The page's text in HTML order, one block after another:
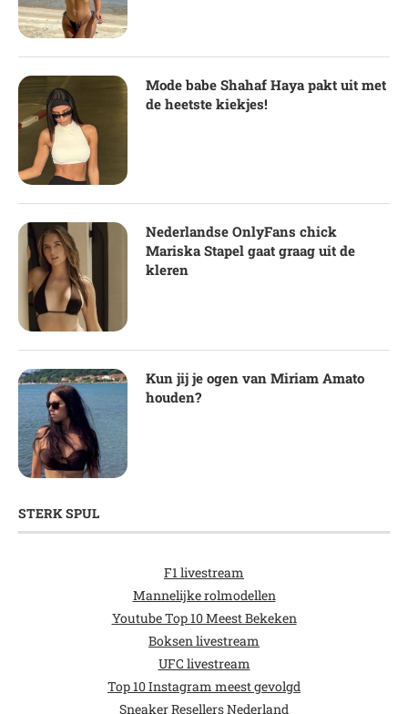
Mode babe Shahaf Haya pakt uit met
de heetste kiekjes!
Nederlandse OnlyFans chick
Mariska Stapel gaat graag uit de
kleren
Kun jij je ogen van Miriam Amato
houden?
STERK SPUL
F1 livestream
Mannelijke rolmodellen
Youtube Top 10 Meest Bekeken
Boksen livestream
UFC livestream
Top 10 Instagram meest gevolgd
Sneaker Resellers Nederland